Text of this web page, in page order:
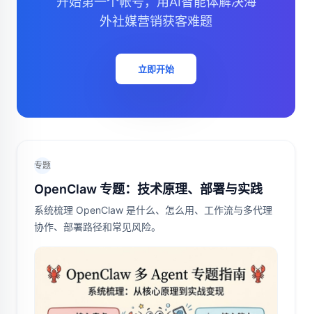
外社媒营销获客难题
立即开始
专题
OpenClaw 专题：技术原理、部署与实践
系统梳理 OpenClaw 是什么、怎么用、工作流与多代理
协作、部署路径和常见风险。